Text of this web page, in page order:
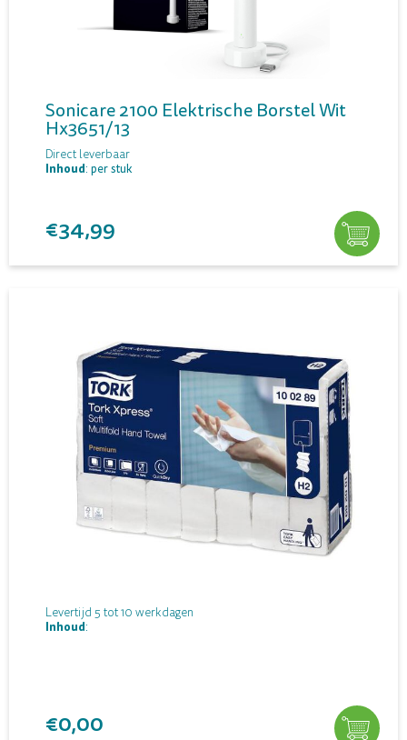
Sonicare 2100 Elektrische Borstel Wit
Hx3651/13
Direct leverbaar
Inhoud: per stuk
€34,99
Levertijd 5 tot 10 werkdagen
Inhoud:
€0,00